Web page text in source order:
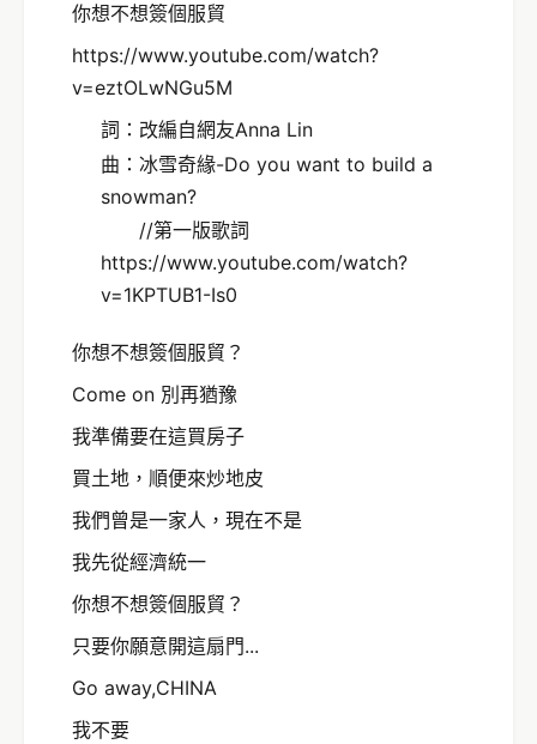
你想不想簽個服貿
https://www.youtube.com/watch?
v=eztOLwNGu5M
詞：改編自網友Anna Lin
曲：冰雪奇緣-Do you want to build a
snowman?
//第一版歌詞
https://www.youtube.com/watch?
v=1KPTUB1-Is0
你想不想簽個服貿？
Come on 別再猶豫
我準備要在這買房子
買土地，順便來炒地皮
我們曾是一家人，現在不是
我先從經濟統一
你想不想簽個服貿？
只要你願意開這扇門...
Go away,CHINA
我不要